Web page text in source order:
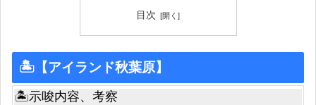
目次
🏝【アイランド秋葉原】
🏝示唆内容、考察